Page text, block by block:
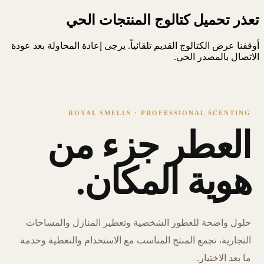
تعذر تحميل كتالوج المنتجات الحي
أوقفنا عرض الكتالوج القديم تلقائياً. يرجى إعادة المحاولة بعد عودة
الاتصال بالمصدر الحي.
ROYAL SMELLS · PROFESSIONAL SCENTING
العطر جزء من
هوية المكان.
حلول واضحة للعطور الشخصية وتعطير المنازل والمساحات
التجارية، تجمع المنتج المناسب مع الاستخدام والتغطية وخدمة
ما بعد الاختيار.